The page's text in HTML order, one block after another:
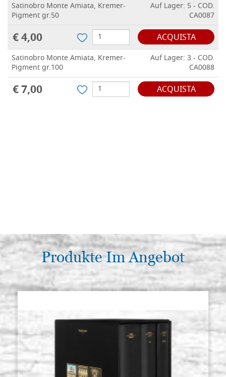
Satinobro Monte Amiata, Kremer-
Pigment gr.50
Auf Lager: 5 - COD.
CA0087
€ 4,00 ACQUISTA
Satinobro Monte Amiata, Kremer-
Pigment gr.100
Auf Lager: 3 - COD.
CA0088
€ 7,00 ACQUISTA
Produkte Im Angebot